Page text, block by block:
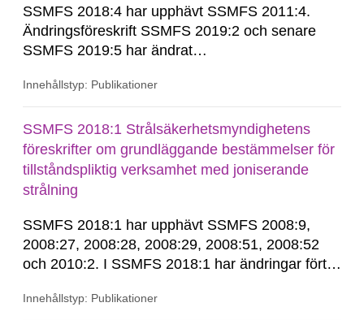
SSMFS 2018:4 har upphävt SSMFS 2011:4.
Ändringsföreskrift SSMFS 2019:2 och senare
SSMFS 2019:5 har ändrat
2018:4.
Innehållstyp: Publikationer
SSMFS 2018:1 Strålsäkerhetsmyndighetens
föreskrifter om grundläggande bestämmelser för
tillståndspliktig verksamhet med joniserande
strålning
SSMFS 2018:1 har upphävt SSMFS 2008:9,
2008:27, 2008:28, 2008:29, 2008:51, 2008:52
och 2010:2. I SSMFS 2018:1 har ändringar förts
SSMFS 2022:14, SSMFS 2024:2 och SSMFS
Innehållstyp: Publikationer